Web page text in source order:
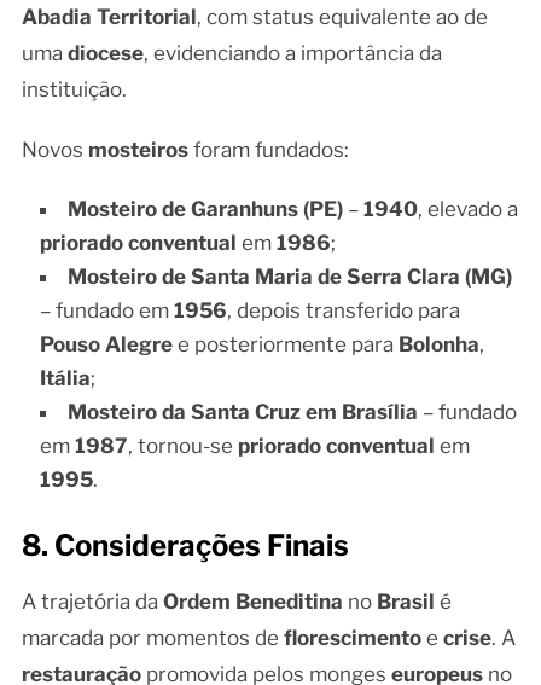
Abadia Territorial, com status equivalente ao de
uma diocese, evidenciando a importância da
instituição.
Novos mosteirosforam fundados:
Mosteiro de Garanhuns (PE)– 1940, elevado a
priorado conventual em 1986;
Mosteiro de Santa Maria de Serra Clara (MG)
– fundado em 1956, depois transferido para
Pouso Alegree posteriormente para Bolonha,
Itália;
Mosteiro da Santa Cruz em Brasília – fundado
em 1987, tornou-se priorado conventual em
1995.
8. Considerações Finais
A trajetória da Ordem Beneditina no Brasil é
marcada por momentos de florescimentoe crise. A
restauraçãopromovida pelos monges europeusno